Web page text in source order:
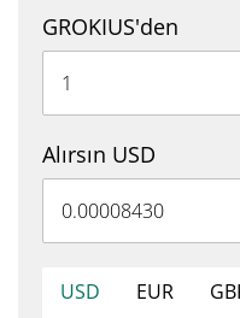
GROKIUS'den
Alırsın USD
USD EUR